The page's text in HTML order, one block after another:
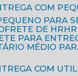
COM
PARA
FRETE DE HR
PARA
MÉDIO
COM